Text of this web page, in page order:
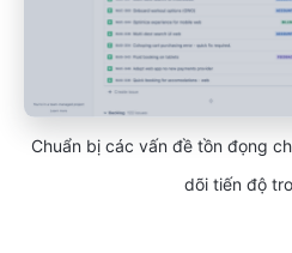
Chuẩn bị các vấn đề tồn đọng
dõi tiến độ